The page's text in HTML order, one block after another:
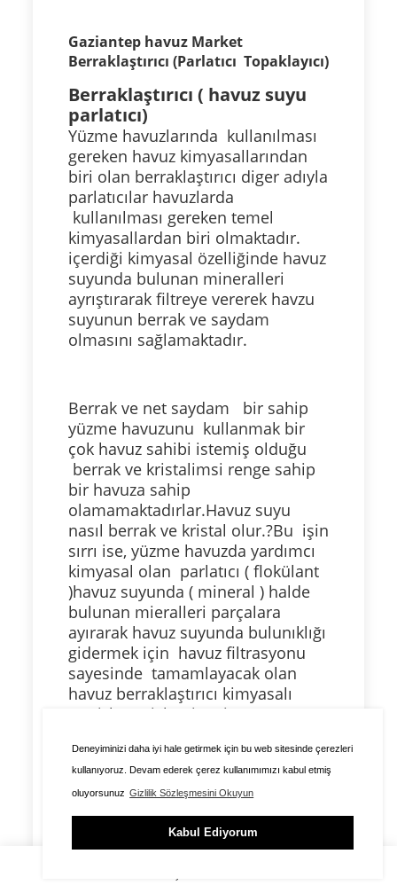
Deneyiminizi daha iyi hale getirmek için bu web sitesinde çerezleri
kullanıyoruz. Devam ederek çerez kullanımımızı kabul etmiş
oluyorsunuz Gizlilik Sözleşmesini Okuyun
Kabul Ediyorum
Gaziantep havuz Market
Berraklaştırıcı (Parlatıcı Topaklayıcı)
Berraklaştırıcı ( havuz suyu
parlatıcı)
Yüzme havuzlarında kullanılması
gereken havuz kimyasallarından
biri olan berraklaştırıcı diger adıyla
parlatıcılar havuzlarda
kullanılması gereken temel
kimyasallardan biri olmaktadır.
içerdiği kimyasal özelliğinde havuz
suyunda bulunan mineralleri
ayrıştırarak filtreye vererek havzu
suyunun berrak ve saydam
olmasını sağlamaktadır.
Berrak ve net saydam bir sahip
yüzme havuzunu kullanmak bir
çok havuz sahibi istemiş olduğu
berrak ve kristalimsi renge sahip
bir havuza sahip
olamamaktadırlar.Havuz suyu
nasıl berrak ve kristal olur.?Bu işin
sırrı ise, yüzme havuzda yardımcı
kimyasal olan parlatıcı ( flokülant
)havuz suyunda ( mineral ) halde
bulunan mieralleri parçalara
ayırarak havuz suyunda bulunıklığı
gidermek için havuz filtrasyonu
sayesinde tamamlayacak olan
havuz berraklaştırıcı kimyasalı
temizleme işlemi yerine
Havuz kimyasalında bu işlemi yapan
çeşit flokülant vardır?
Havuz kimyasalında havuz suyunu
berrak ve net bir su görüntüsü
almak için çökeltici ve topaklayıcı
yani( Berraklaştırıcı ) olmak üzere